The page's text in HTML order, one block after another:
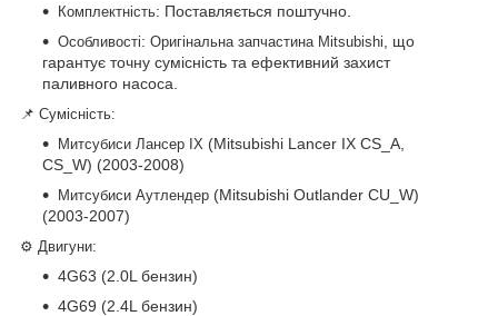
Комплектність: Поставляється поштучно.
Особливості: Оригінальна запчастина Mitsubishi , що
гарантує точну сумісність та ефективний захист
паливного насоса.
📌 Сумісність:
Митсубиси Лансер IX (Mitsubishi Lancer IX CS_A,
CS_W) (2003-2008)
Митсубиси Аутлендер (Mitsubishi Outlander CU_W)
(2003-2007)
⚙️ Двигуни:
4G63 (2.0L бензин)
4G69 (2.4L бензин)